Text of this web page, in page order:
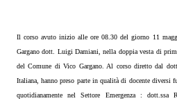
Il corso avuto inizio alle ore 08.30 del giorno 11
Gargano dott. Luigi Damiani, nella doppia vesta di
del Comune di Vico Gargano. Al corso diretto dal
Italiana, hanno preso parte in qualità di docente diversi
quotidianamente nel Settore Emergenza : dott.ssa